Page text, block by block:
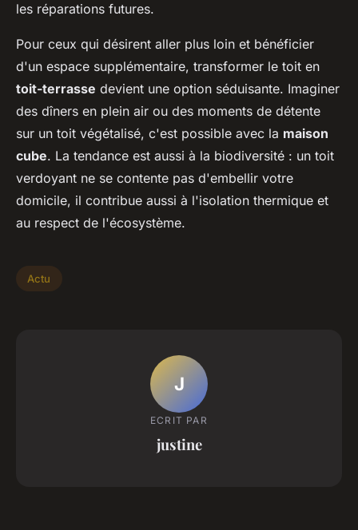
les réparations futures.
Pour ceux qui désirent aller plus loin et bénéficier
d'un espace supplémentaire, transformer le toit en
toit-terrasse devient une option séduisante. Imaginer
des dîners en plein air ou des moments de détente
sur un toit végétalisé, c'est possible avec la maison
cube. La tendance est aussi à la biodiversité : un toit
verdoyant ne se contente pas d'embellir votre
domicile, il contribue aussi à l'isolation thermique et
au respect de l'écosystème.
Actu
J
ECRIT PAR
justine